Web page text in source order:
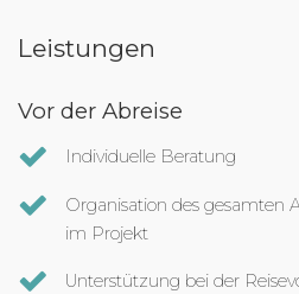
Leistungen
Vor der Abreise
Individuelle Beratung
Organisation des gesamten
im Projekt
Unterstützung bei der